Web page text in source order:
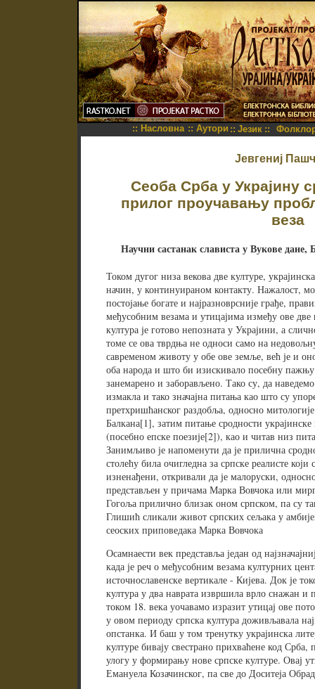
:: Насловна :: Аутори :: Језик ::
Јевгениј
Сеоба Срба у Украјину
прилог проучавању
веза
Научни састанак слависта у Вукове дане,
Током дугог низа векова две културе,
начин, у континуираном контакту. Нажалост,
постојање богате и најразноврсније грађе,
међусобним везама и утицајима између ове
култура је готово непозната у Украјини, а
томе се ова тврдња не односи само на
савременом животу у обе ове земље, већ је и
оба народа и што би изискивало посебну
занемарено и заборављено. Тако су, да
измакла и тако значајна питања као што су
претхришћанског раздобља, односно
Балкана[1], затим питање сродности
(посебно епске поезије[2]), као и читав низ
Занимљиво је напоменути да је прилична
столећу била очигледна за српске реалисте
изненађени, откривали да је малоруски,
представљен у причама Марка Вовчока или
Гогоља прилично близак оном српском, па су
Глишић сликали живот српских сељака у
сеоских приповедака Марка Вовчока
Осамнаести век представља један од
када је реч о међусобним везама културних
источнославенске вертикале - Кијева. Док је
култура у два наврата извршила врло снажан и
током 18. века уочавамо изразит утицај ове
у овом периоду српска култура доживљавала
опстанка. И баш у том тренутку украјинска
културе бивају свестрано прихваћене код Срба,
улогу у формирању нове српске културе. Овај
Емануела Козачинског, па све до Доситеја